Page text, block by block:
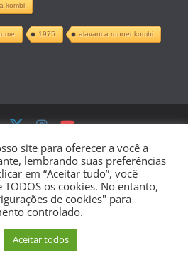
kombi
1975 alavanca runner kombi
Kombi Home –
PDF. Todos os direitos
por ThemeGrill.
byWordPress
site para oferecer a você a
lembrando suas preferências
em “Aceitar tudo”, você
os cookies. No entanto,
de cookies" para
controlado.
Aceitar todos